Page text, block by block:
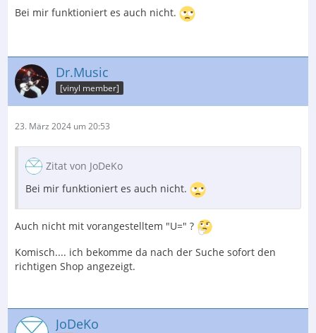
Bei mir funktioniert es auch nicht.
Dr.Music
[vinyl member]
23. März 2024 um 20:53
Zitat von JoDeKo
Bei mir funktioniert es auch nicht.
Auch nicht mit vorangestelltem "U=" ?
Komisch.... ich bekomme da nach der Suche sofort den
richtigen Shop angezeigt.
JoDeKo